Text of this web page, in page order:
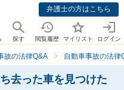
弁護士の方はこちら
探す 閲覧履歴 マイリスト ログイン
故の法律Q&A 自動車事故の法律
去った車を見つけた